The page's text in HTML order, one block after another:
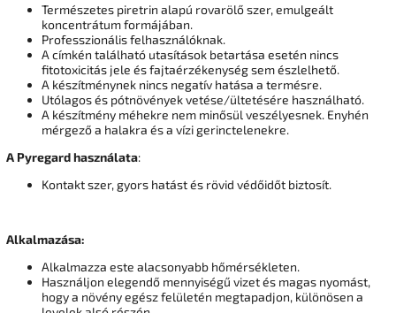
Természetes piretrin alapú rovarölő szer, emulgeált
koncentrátum formájában.
Professzionális felhasználóknak.
A címkén található utasítások betartása esetén nincs
fitotoxicitás jele és fajtaérzékenység sem észlelhető.
A készítménynek nincs negatív hatása a termésre.
Utólagos és pótnövények vetése/ültetésére használható.
A készítmény méhekre nem minősül veszélyesnek. Enyhén
mérgező a halakra és a vízi gerinctelenekre.
A Pyregard használata:
Kontakt szer, gyors hatást és rövid védőidőt biztosít.
Alkalmazása:
Alkalmazza este alacsonyabb hőmérsékleten.
Használjon elegendő mennyiségű vizet és magas nyomást,
hogy a növény egész felületén megtapadjon, különösen a